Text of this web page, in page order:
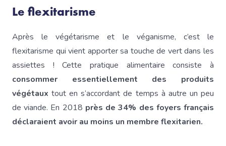
Le flexitarisme
Après le végétarisme et le véganisme, c’est le
flexitarisme qui vient apporter sa touche de vert dans les
assiettes ! Cette pratique alimentaire consiste à
consommer essentiellement des produits
végétaux tout en s’accordant de temps à autre un peu
de viande. En 2018 près de 34% des foyers français
déclaraient avoir au moins un membre flexitarien.